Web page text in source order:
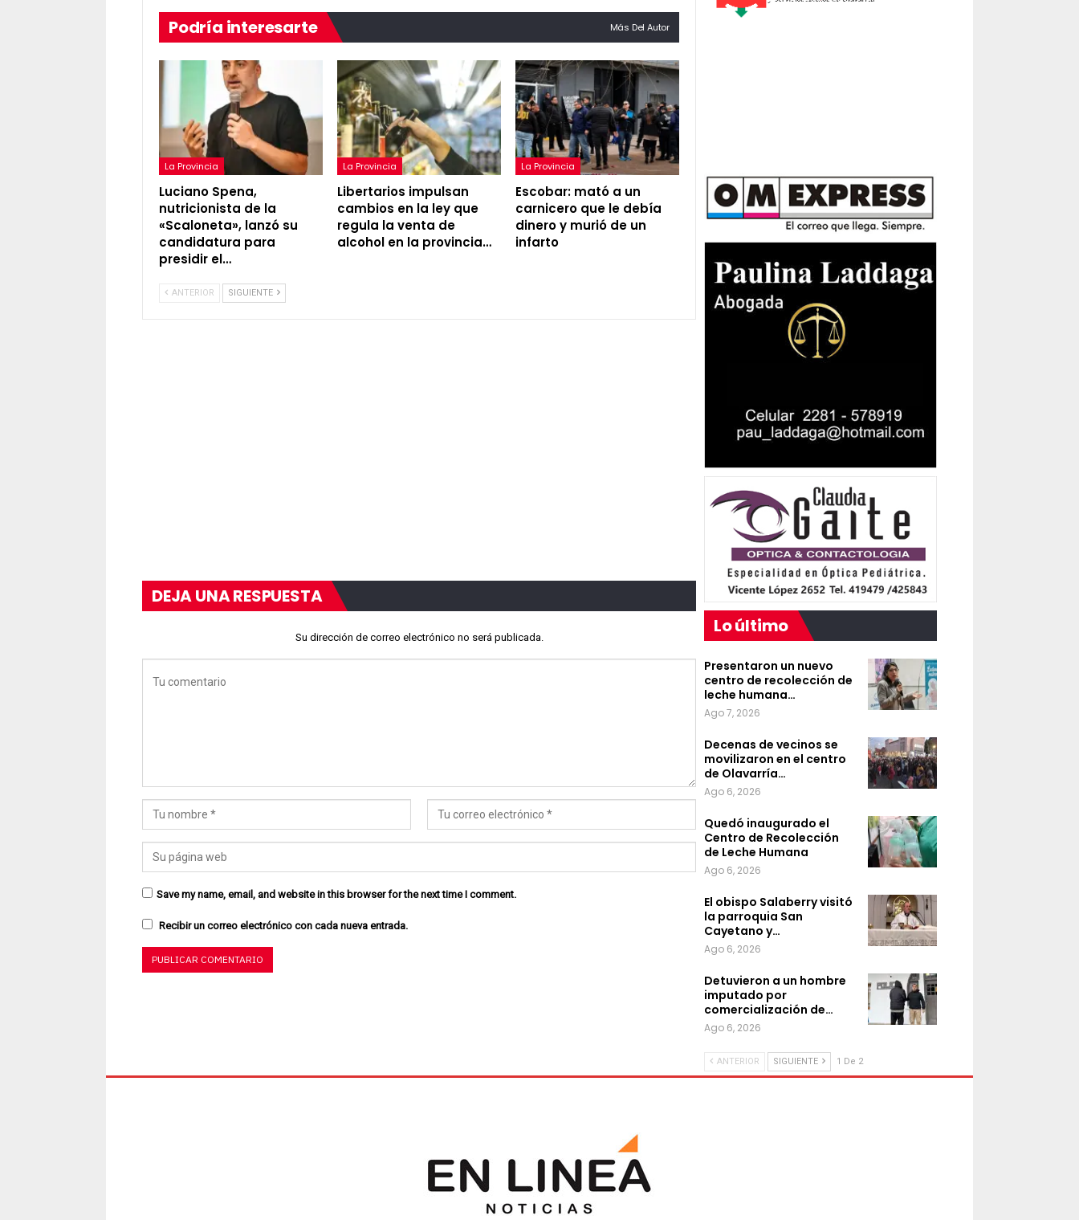
Podría interesarte Más Del Autor
La Provincia
Luciano Spena,
nutricionista de la
«Scaloneta», lanzó su
candidatura para
presidir el…
La Provincia
Libertarios impulsan
cambios en la ley que
regula la venta de
alcohol en la provincia…
La Provincia
Escobar: mató a un
carnicero que le debía
dinero y murió de un
infarto
ANTERIOR SIGUIENTE
DEJA UNA RESPUESTA
Su dirección de correo electrónico no será publicada.
Save my name, email, and website in this browser for the next time I comment.
Recibir un correo electrónico con cada nueva entrada.
Lo último
Presentaron un nuevo
centro de recolección de
leche humana…
Ago 7, 2026
Decenas de vecinos se
movilizaron en el centro
de Olavarría…
Ago 6, 2026
Quedó inaugurado el
Centro de Recolección
de Leche Humana
Ago 6, 2026
El obispo Salaberry visitó
la parroquia San
Cayetano y…
Ago 6, 2026
Detuvieron a un hombre
imputado por
comercialización de…
Ago 6, 2026
ANTERIOR SIGUIENTE 1 De 2